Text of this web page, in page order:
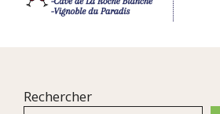
Rechercher